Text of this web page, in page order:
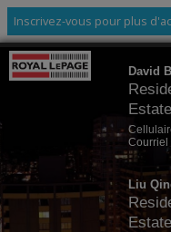
Inscrivez-vous pour plus
David
Courriel
Liu